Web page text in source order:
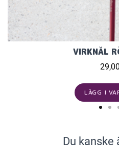
VIRKNÅL
LÄGG I
Du kanske